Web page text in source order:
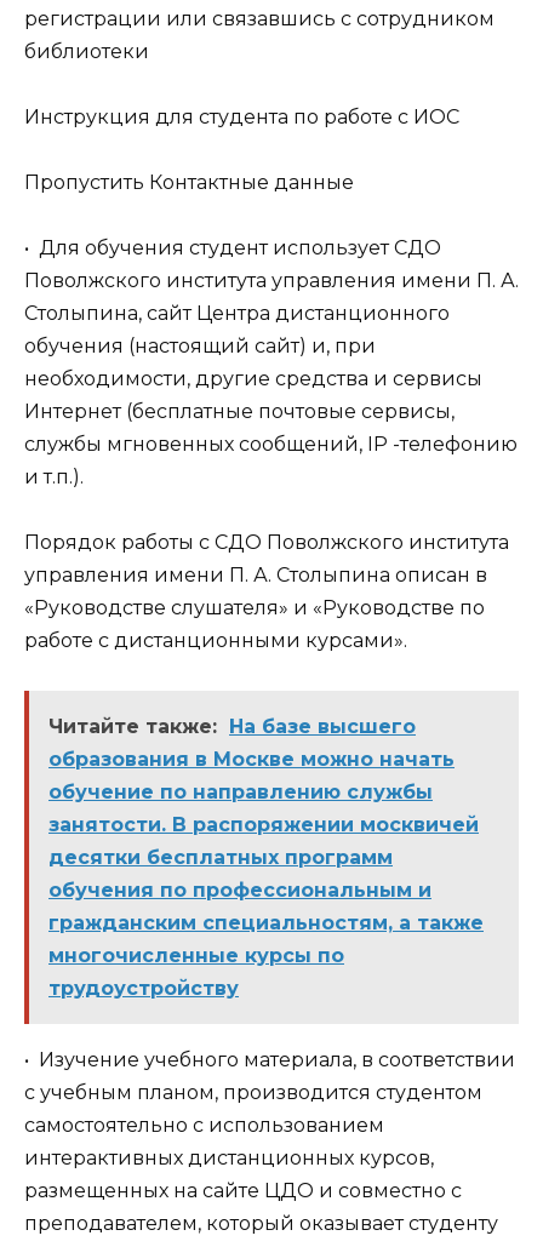
регистрации или связавшись с сотрудником
библиотеки
Инструкция для студента по работе с ИОС
Пропустить Контактные данные
• Для обучения студент использует СДО
Поволжского института управления имени П. А.
Столыпина, сайт Центра дистанционного
обучения (настоящий сайт) и, при
необходимости, другие средства и сервисы
Интернет (бесплатные почтовые сервисы,
службы мгновенных сообщений, IP -телефонию
и т.п.).
Порядок работы с СДО Поволжского института
управления имени П. А. Столыпина описан в
«Руководстве слушателя» и «Руководстве по
работе с дистанционными курсами».
Читайте также: На базе высшего
образования в Москве можно начать
обучение по направлению службы
занятости. В распоряжении москвичей
десятки бесплатных программ
обучения по профессиональным и
гражданским специальностям, а также
многочисленные курсы по
трудоустройству
• Изучение учебного материала, в соответствии
с учебным планом, производится студентом
самостоятельно с использованием
интерактивных дистанционных курсов,
размещенных на сайте ЦДО и совместно с
преподавателем, который оказывает студенту